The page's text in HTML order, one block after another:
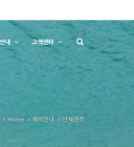
내 고객센터
Home 예약안내 단체견적